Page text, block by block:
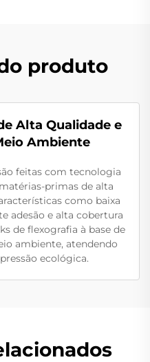
produto
Alta Qualidade e
Ambiente
feitas com tecnologia
primas de alta
como baixa
adesão e alta cobertura
de flexografia à base de
ambiente, atendendo
ecológica.